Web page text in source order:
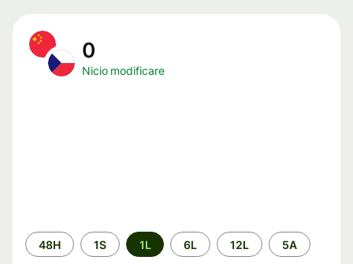
0
Nicio modificare
Perioada
48H 1S 1L 6L 12L 5A